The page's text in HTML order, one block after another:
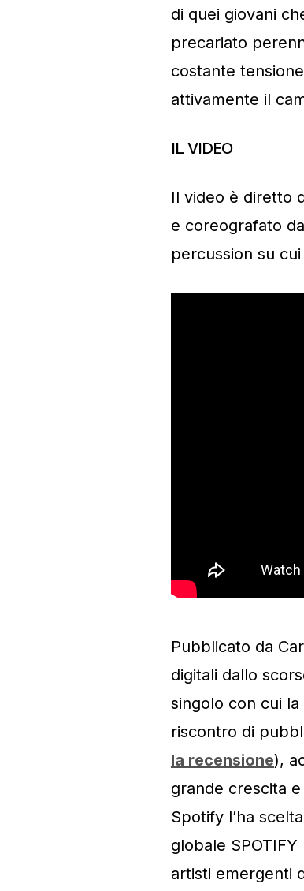
di quei giovani
precariato
costante
attivamente il
IL VIDEO
Il video è diretto
e coreografato
percussion su
Pubblicato da
digitali dallo
singolo con cui
riscontro di
la recensione),
grande crescita
Spotify l’ha
globale
artisti emergenti